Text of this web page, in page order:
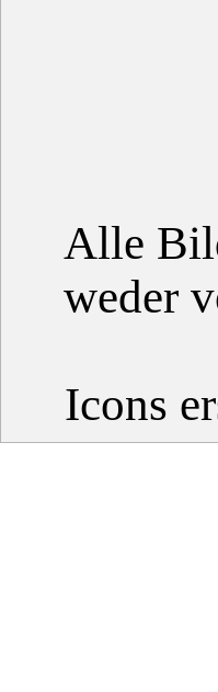
Alle
weder
Icons